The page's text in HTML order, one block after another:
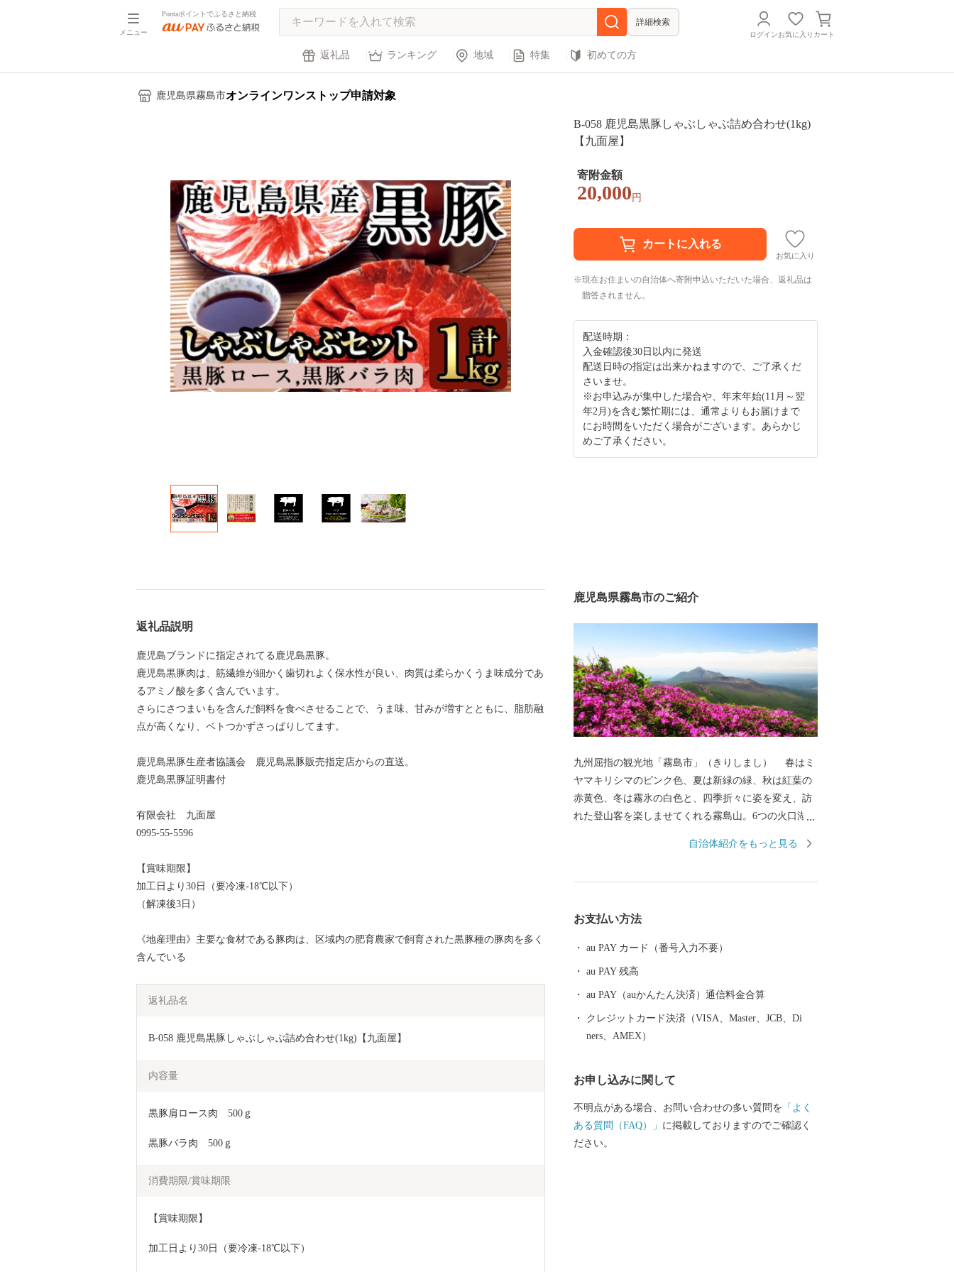
メニュー
Pontaポイントでふるさと納税
詳細検索
ログインお気に入り カート
返礼品 ランキング 地域 特集 初めての方
鹿児島県霧島市オンラインワンストップ申請対象
B-058 鹿児島黒豚しゃぶしゃぶ詰め合わせ(1kg)
【九面屋】
寄附金額
20,000 円
お気に入り
現在お住まいの自治体へ寄附申込いただいた場合、返礼品は
贈答されません。
配送時期：
入金確認後30日以内に発送
配送日時の指定は出来かねますので、ご了承くだ
さいませ。
※お申込みが集中した場合や、年末年始(11月～翌
年2月)を含む繁忙期には、通常よりもお届けまで
にお時間をいただく場合がございます。あらかじ
めご了承ください。
返礼品説明
鹿児島ブランドに指定されてる鹿児島黒豚。
鹿児島黒豚肉は、筋繊維が細かく歯切れよく保水性が良い、肉質は柔らかくうま味成分であ
るアミノ酸を多く含んでいます。
さらにさつまいもを含んだ飼料を食べさせることで、うま味、甘みが増すとともに、脂肪融
点が高くなり、ベトつかずさっぱりしてます。
鹿児島黒豚生産者協議会 鹿児島黒豚販売指定店からの直送。
鹿児島黒豚証明書付
有限会社 九面屋
0995-55-5596
【賞味期限】
加工日より30日（要冷凍-18℃以下）
（解凍後3日）
《地産理由》主要な食材である豚肉は、区域内の肥育農家で飼育された黒豚種の豚肉を多く
含んでいる
返礼品名
B-058 鹿児島黒豚しゃぶしゃぶ詰め合わせ(1kg)【九面屋】
内容量
黒豚肩ロース肉　500ｇ
黒豚バラ肉　500ｇ
消費期限/賞味期限
【賞味期限】
加工日より30日（要冷凍-18℃以下）
鹿児島県霧島市のご紹介
九州屈指の観光地「霧島市」（きりしまし） 春はミ
ヤマキリシマのピンク色、夏は新緑の緑、秋は紅葉の
赤黄色、冬は霧氷の白色と、四季折々に姿を変え、訪
れた登山客を楽しませてくれる霧島山。6つの火口湖を
本で最初の国立公園に指定され、海・山・川・田園な
郷隆盛や坂本龍馬も霧島の温泉と大自然に癒されまし
た。霧島市には人気のお宿のほか、気軽に楽しめる家
治温泉など多種多様な温泉施設があり、自分好みの温
泉を楽しむことができます。 また、天照大神の孫の
ニニギノミコトが三種の神器を手に高千穂峰に降り立
ら多くの人が訪れます。 鹿児島空港があるまち霧島
市には、飛行機を利用すると東京から約1時間35分、大
阪なら約1時間10分で来ることができます。遠いようで
自治体紹介をもっと見る
お支払い方法
au PAY カード（番号入力不要）
au PAY 残高
au PAY（auかんたん決済）通信料金合算
クレジットカード決済（VISA、Master、JCB、Di
ners、AMEX）
お申し込みに関して
不明点がある場合、お問い合わせの多い質問を 「よく
ある質問（FAQ）」 に掲載しておりますのでご確認く
ださい。